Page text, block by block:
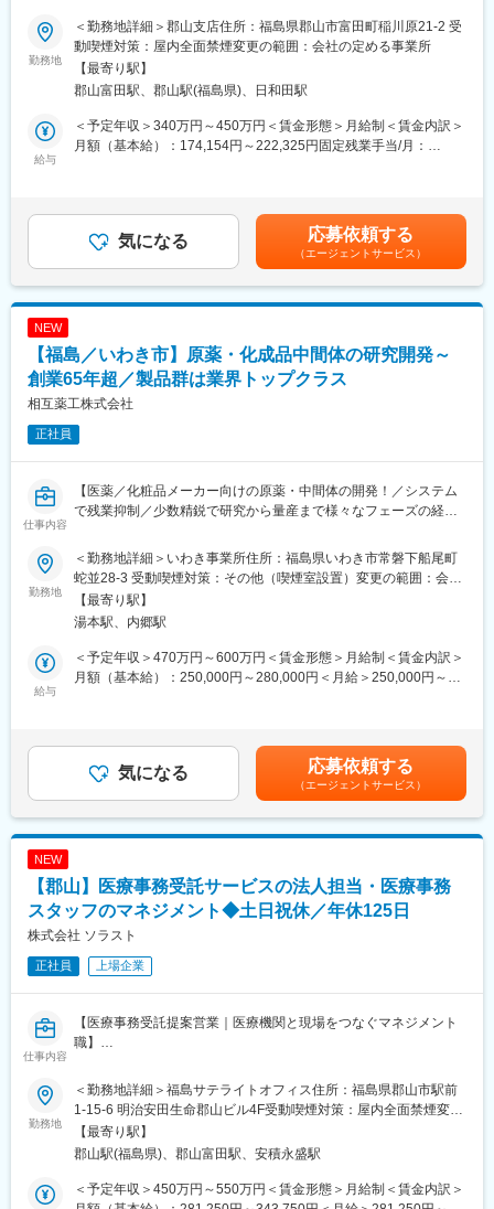
■同社の魅力：
・医薬品、医療機器、事務用品等をそれぞれ取り扱う専業商社が
多い中で、同社は薬以外の病院における「すべて」を提案する総
意識し、安心・安全を強化して、付加価値をお届けすることを最
大の目標としています。扱う商材も幅広く、お客様の課題やニー
す。地域に根付いた事業運営をしており、今後も安定した成長が
見込めます。
東北地方にて医療用品の販売を行っている同社にて、医療機関の
医師・看護師などの方々に向けて、医療機器の提案・販売を行い
ます。
はじめはマスク、注射針、ガーゼなどの消耗品からスタートし、
将来的には新病院の立ち上げタイミングや大型の医療機器の導入
のタイミングでMRIなどの提案も行って頂きます。地域の医療に
貢献するやりがいある仕事です。
ル部門、開業医向けの営業部門のいずれかに配属可能性がありま
す。
各営業所によって規模感は異なりますが、営業人員は10名～30名
OJTで営業先、納品先、商材を覚えていただきます。その間は営
業目標がつかない育成期間となり、仕事を覚えることに集中でき
ます。
ますので、商品や使い方の知識を自発的に習得する必要がありま
すが、上記のようなサポートがあるため安心です。
■同社の魅力：
・医薬品、医療機器、事務用品等をそれぞれ取り扱う専業商社が
多い中で、同社は薬以外の病院における「すべて」を提案する総
合力を強みとして、どのような形でお客様のお役に立てるのかを
大の目標としています。扱う商材も幅広く、お客様の課題やニー
ズに沿ったご提案が可能です。
変更の範囲：会社の定める業務
勤務地
＜勤務地詳細＞郡山支店住所：福島県郡山市富田町稲川原21-2 受
動喫煙対策：屋内全面禁煙変更の範囲：会社の定める事業所
【最寄り駅】
郡山富田駅、郡山駅(福島県)、日和田駅
給与
＜予定年収＞340万円～450万円＜賃金形態＞月給制＜賃金内訳＞
月額（基本給）：174,154円～222,325円固定残業手当/月：
年収はあくまでも目安の金額であり、選考を通じて上下する可能
性があります。※固定残業金額は給与によって異なります。■昇
給：年1回■賞与：年2回（昨年実績：3カ月以上）賃金はあくまで
も目安の金額であり、選考を通じて上下する可能性があります。
月給(月額)は固定手当を含めた表記です。
気になる 応募依頼する
（エージェントサービス）
NEW
【福島／いわき市】原薬・化成品中間体の研究開発～
創業65年超／製品群は業界トップクラス
相互薬工株式会社
正社員
仕事内容
【医薬／化粧品メーカー向けの原薬・中間体の開発！／システム
で残業抑制／少数精鋭で研究から量産まで様々なフェーズの経験
創業以来の中核分野である「医薬品原薬」「医薬品中間体」、柔
軟な対応が証明されつつある「ファインケミカル分野」、そして
独自性が注目されている「化粧品分野」と新たな事業領域へも積
極的な展開を図っています。 ２００基以上の反応釜によるマルチ
パーパスの最終形を目指した生産体制を確立し、高効率性を実現
しました。
今回は原薬・中間体のスケールアップに向け、まず化学合成の可
工場の生産品目は、大きくは化粧品原料、医薬品、医薬中間体、
電子材料に分けられ、極低温反応装置、薄膜蒸留装置、大型カラ
ムなどの特殊な設備を導入して、特長を生かした生産を行ってい
医薬品の生産では、ＧＭＰへの対応にも万全を期して品質管理を
行っています。
■組織構成：
40名ほどの社員がおります。
残業が多くなってしまうことも多いです。当社ではそうした長時
間労働を防ぎながらもクライアントのニーズを満たすために日勤
時間管理により月平均20時間の残業時間になっております。
■相互薬工の合成技術
創業以来、長期的視野に立った研究開発型の企業姿勢が、相互薬
工の現在の姿を形成しています。
た合成技術を生かし、記録材料や電子材料の開発・製造に着手し
てきました。
勤務地
＜勤務地詳細＞いわき事業所住所：福島県いわき市常磐下船尾町
蛇並28-3 受動喫煙対策：その他（喫煙室設置）変更の範囲：会社
の定める事業所
【最寄り駅】
湯本駅、内郷駅
給与
＜予定年収＞470万円～600万円＜賃金形態＞月給制＜賃金内訳＞
月額（基本給）：250,000円～280,000円＜月給＞250,000円～
賃金はあくまでも目安の金額であり、選考を通じて上下する可能
性があります。月給(月額)は固定手当を含めた表記です。
気になる 応募依頼する
（エージェントサービス）
NEW
【郡山】医療事務受託サービスの法人担当・医療事務
スタッフのマネジメント◆土日祝休／年休125日
株式会社 ソラスト
正社員 上場企業
仕事内容
【医療事務受託提案営業｜医療機関と現場をつなぐマネジメント
職】
て、以下の業務をご担当いただきます。
■具体的には：
◆クライアント（医療機関）との関係性構築と折衝・提案
担当する病院の事務長、医事課長、職員と信頼関係を構築し、パ
ートナーとして課題解決に向けた提案を行います。
・病院の事務長や担当者への定期訪問を通じたニーズ、要望・課
勤務地
＜勤務地詳細＞福島サテライトオフィス住所：福島県郡山市駅前
1-15-6 明治安田生命郡山ビル4F受動喫煙対策：屋内全面禁煙変更
の範囲：会社の定める事業所
【最寄り駅】
郡山駅(福島県)、郡山富田駅、安積永盛駅
＜予定年収＞450万円～550万円＜賃金形態＞月給制＜賃金内訳＞